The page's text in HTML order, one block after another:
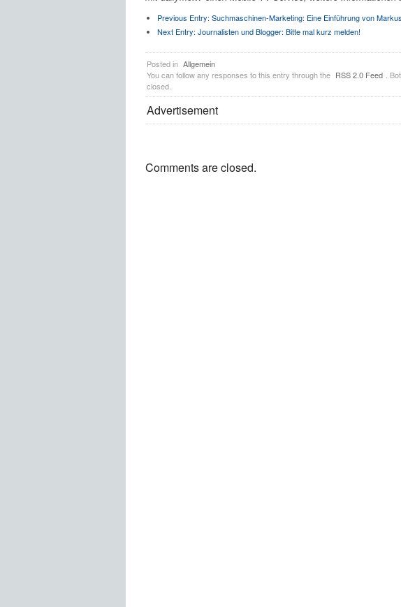
Previous Entry: Suchmaschinen-Marketing: Eine Einführung von
Next Entry: Journalisten und Blogger: Bitte mal kurz melden!
Posted in Allgemein
You can follow any responses to this entry through the RSS 2.0 Feed
.
closed.
Advertisement
Comments are closed.